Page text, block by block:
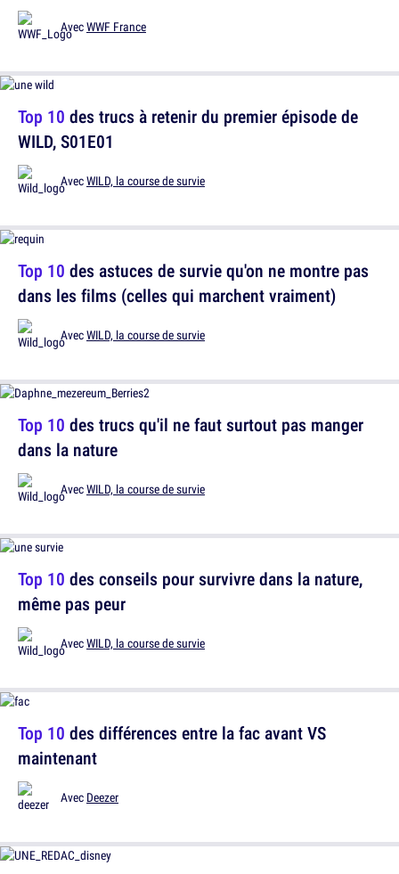
Top 10 des trucs à retenir du premier épisode de
WILD, S01E01
AvecWILD, la course de survie
Top 10 des trucs qu'il ne faut surtout pas manger
dans la nature
AvecWILD, la course de survie
Top 10 des différences entre la fac avant VS
maintenant
Avec Deezer
AvecWWF France
Top 10 des astuces de survie qu'on ne montre pas
dans les films (celles qui marchent vraiment)
AvecWILD, la course de survie
Top 10 des conseils pour survivre dans la nature,
même pas peur
AvecWILD, la course de survie